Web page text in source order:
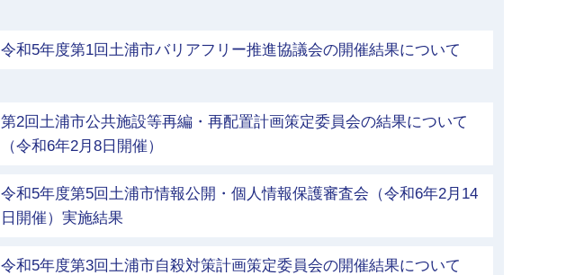
令和5年度第1回土浦市バリアフリー推進協議会の開催結果について
第2回土浦市公共施設等再編・再配置計画策定委員会の結果について
（令和6年2月8日開催）
令和5年度第5回土浦市情報公開・個人情報保護審査会（令和6年2月14
日開催）実施結果
令和5年度第3回土浦市自殺対策計画策定委員会の開催結果について